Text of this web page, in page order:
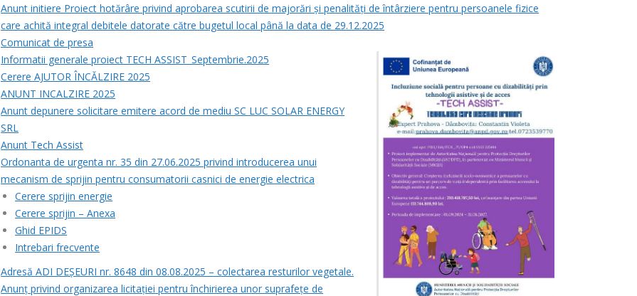
Anunt initiere Proiect hotărâre privind aprobarea scutirii de majorări și penalități de întârziere pentru persoanele fizice
care achită integral debitele datorate către bugetul local până la data de 29.12.2025
Comunicat de presa
Informatii generale proiect TECH ASSIST_Septembrie.2025
Cerere AJUTOR ÎNCĂLZIRE 2025
ANUNT INCALZIRE 2025
Anunt depunere solicitare emitere acord de mediu SC LUC SOLAR ENERGY
SRL
Anunt Tech Assist
Ordonanta de urgenta nr. 35 din 27.06.2025 privind introducerea unui
mecanism de sprijin pentru consumatorii casnici de energie electrica
Cerere sprijin energie
Cerere sprijin – Anexa
Ghid EPIDS
Intrebari frecvente
Adresă ADI DEȘEURI nr. 8648 din 08.08.2025 – colectarea resturilor vegetale.
Anunț privind organizarea licitației pentru închirierea unor suprafețe de